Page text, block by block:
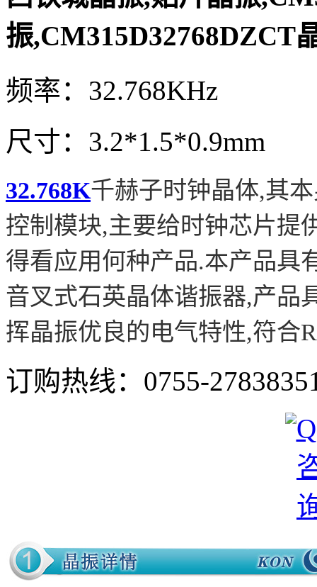
振,CM315D32768DZCT
频率：32.768KHz
尺寸：3.2*1.5*0.9mm
32.768K千赫子时钟晶体,其
控制模块,主要给时钟芯片提
得看应用何种产品.本产品具
音叉式石英晶体谐振器,产品
挥晶振优良的电气特性,符合
订购热线： 0755-